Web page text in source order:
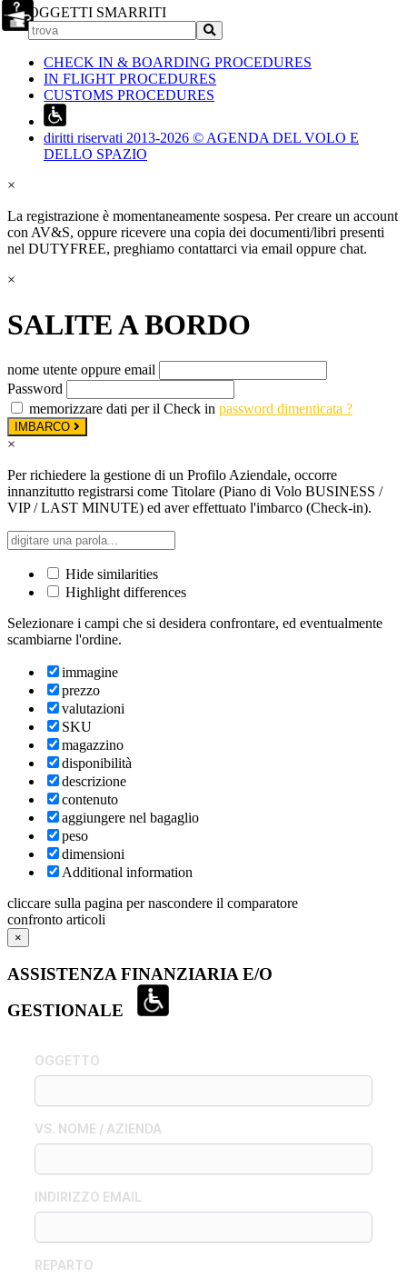
OGGETTI SMARRITI
CHECK IN & BOARDING PROCEDURES
IN FLIGHT PROCEDURES
CUSTOMS PROCEDURES
diritti riservati 2013-2026 © AGENDA DEL VOLO E
DELLO SPAZIO
×
La registrazione è momentaneamente sospesa. Per creare un account
con AV&S, oppure ricevere una copia dei documenti/libri presenti
nel DUTYFREE, preghiamo contattarci via email oppure chat.
×
SALITE A BORDO
nome utente oppure email
Password
memorizzare dati per il Check in password dimenticata ?
IMBARCO
×
Per richiedere la gestione di un Profilo Aziendale, occorre
innanzitutto registrarsi come Titolare (Piano di Volo BUSINESS /
VIP / LAST MINUTE) ed aver effettuato l'imbarco (Check-in).
Hide similarities
Highlight differences
Selezionare i campi che si desidera confrontare, ed eventualmente
scambiarne l'ordine.
immagine
prezzo
valutazioni
SKU
magazzino
disponibilità
descrizione
contenuto
aggiungere nel bagaglio
peso
dimensioni
Additional information
cliccare sulla pagina per nascondere il comparatore
confronto articoli
×
ASSISTENZA FINANZIARIA E/O
GESTIONALE